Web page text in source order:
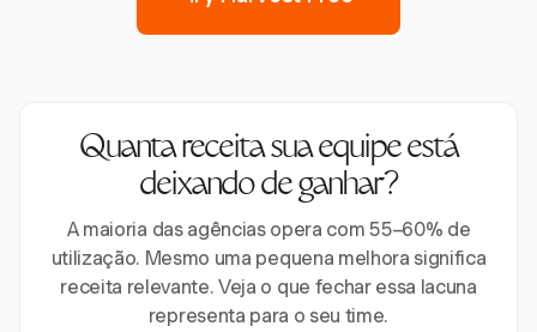
Quanta receita sua equipe está
deixando de ganhar?
A maioria das agências opera com 55–60% de
utilização. Mesmo uma pequena melhora significa
receita relevante. Veja o que fechar essa lacuna
representa para o seu time.